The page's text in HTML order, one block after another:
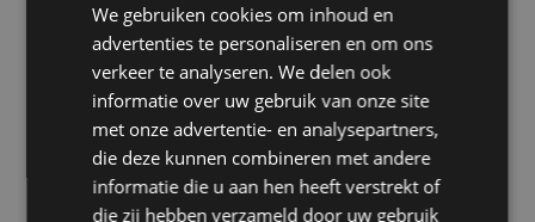
Alle automerken
Selecteer een merk voor meer informatie, modellen
en alle nieuwsberichten
We gebruiken cookies om inhoud en
advertenties te personaliseren en om ons
verkeer te analyseren. We delen ook
informatie over uw gebruik van onze site
met onze advertentie- en analysepartners,
die deze kunnen combineren met andere
informatie die u aan hen heeft verstrekt of
die zij hebben verzameld door uw gebruik